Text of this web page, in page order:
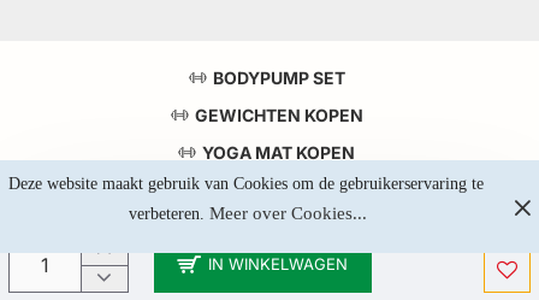
Deze website maakt gebruik van Cookies om de gebruikerservaring te
verbeteren. Meer over Cookies...
IN WINKELWAGEN
BODYPUMP SET
GEWICHTEN KOPEN
YOGA MAT KOPEN
TOP 5 KRACHTSTATIONS